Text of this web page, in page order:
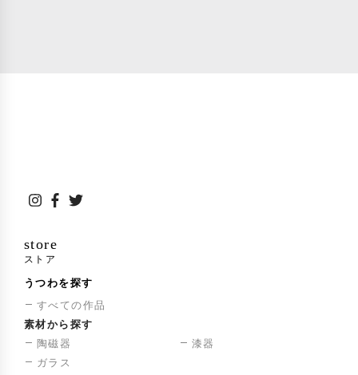
生窯 岡田浩明、マスブチアカ
太、松ミ、八木叶夢（順不
同）
store
ストア
うつわを探す
すべての作品
素材から探す
陶磁器
漆器
ガラス